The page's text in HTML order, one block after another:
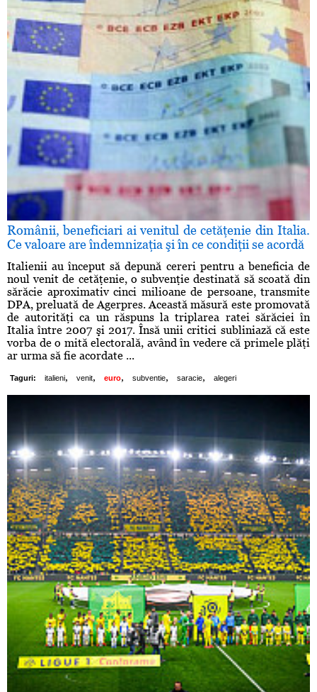
Românii, beneficiari ai venitul de cetăţenie din Italia.
Ce valoare are îndemnizaţia şi în ce condiţii se acordă
Italienii au început să depună cereri pentru a beneficia de
noul venit de cetăţenie, o subvenţie destinată să scoată din
sărăcie aproximativ cinci milioane de persoane, transmite
DPA, preluată de Agerpres. Această măsură este promovată
de autorităţi ca un răspuns la triplarea ratei sărăciei în
Italia între 2007 şi 2017. Însă unii critici subliniază că este
vorba de o mită electorală, având în vedere că primele plăţi
ar urma să fie acordate ...
Taguri: italieni, venit, euro, subventie, saracie, alegeri